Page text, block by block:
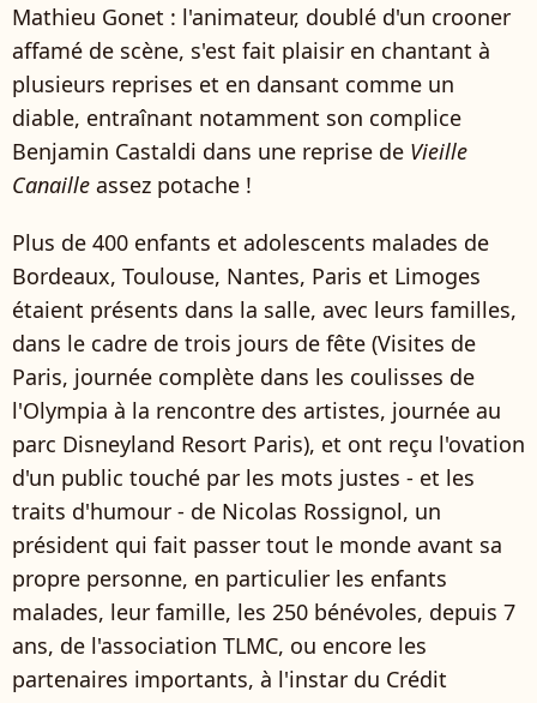
Mathieu Gonet : l'animateur, doublé d'un crooner
affamé de scène, s'est fait plaisir en chantant à
plusieurs reprises et en dansant comme un
diable, entraînant notamment son complice
Benjamin Castaldi dans une reprise de Vieille
Canaille assez potache !
Plus de 400 enfants et adolescents malades de
Bordeaux, Toulouse, Nantes, Paris et Limoges
étaient présents dans la salle, avec leurs familles,
dans le cadre de trois jours de fête (Visites de
Paris, journée complète dans les coulisses de
l'Olympia à la rencontre des artistes, journée au
parc Disneyland Resort Paris), et ont reçu l'ovation
d'un public touché par les mots justes - et les
traits d'humour - de Nicolas Rossignol, un
président qui fait passer tout le monde avant sa
propre personne, en particulier les enfants
malades, leur famille, les 250 bénévoles, depuis 7
ans, de l'association TLMC, ou encore les
partenaires importants, à l'instar du Crédit